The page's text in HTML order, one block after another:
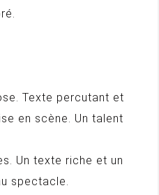
Texte percutant et
en scène. Un talent
Un texte riche et un
spectacle.